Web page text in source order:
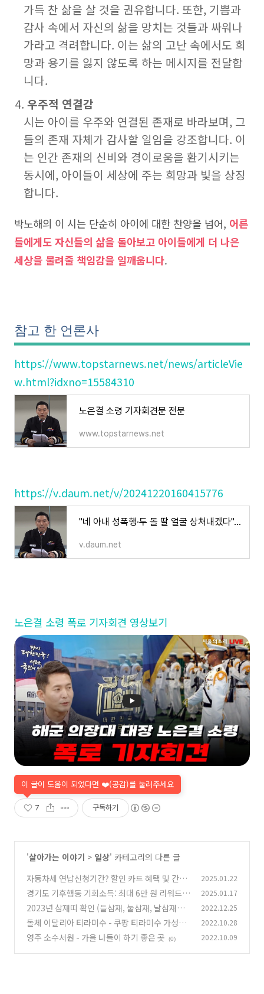
가득 찬 삶을 살 것을 권유합니다. 또한, 기쁨과
감사 속에서 자신의 삶을 망치는 것들과 싸워나
가라고 격려합니다. 이는 삶의 고난 속에서도 희
망과 용기를 잃지 않도록 하는 메시지를 전달합
니다.
우주적 연결감
시는 아이를 우주와 연결된 존재로 바라보며, 그
들의 존재 자체가 감사할 일임을 강조합니다. 이
는 인간 존재의 신비와 경이로움을 환기시키는
동시에, 아이들이 세상에 주는 희망과 빛을 상징
합니다.
박노해의 이 시는 단순히 아이에 대한 찬양을 넘어, 어른
들에게도 자신들의 삶을 돌아보고 아이들에게 더 나은
세상을 물려줄 책임감을 일깨웁니다.
참고 한 언론사
https://www.topstarnews.net/news/articleVie
w.html?idxno=15584310
노은결 소령 기자회견문 전문
www.topstarnews.net
https://v.daum.net/v/20241220160415776
"네 아내 성폭행·두 돌 딸 얼굴 상처내겠다"…현역 군인 '尹정부에 사찰' 주장
v.daum.net
노은결 소령 폭로 기자회견 영상보기
이 글이 도움이 되었다면 ❤️(공감)를 눌러주세요
7 구독하기
'살아가는 이야기 > 일상' 카테고리의 다른 글
자동차세 연납신청기간? 할인 카드 혜택 및 간편
신청 방법 A to Z
(2)
2025.01.22
경기도 기후행동 기회소득: 최대 6만 원 리워드
받는 방법 (2)
2025.01.17
2023년 삼재띠 확인 (들삼재, 눌삼재, 날삼재
뜻?)
(2)
2022.12.25
돌체 이탈리아 티라미수 - 쿠팡 티라미수 가성비
디저트 케익
(0)
2022.10.28
영주 소수서원 - 가을 나들이 하기 좋은 곳 (0) 2022.10.09